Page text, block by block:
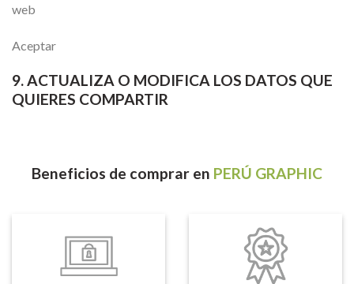
web
Aceptar
9. ACTUALIZA O MODIFICA LOS DATOS QUE
QUIERES COMPARTIR
Beneficios de comprar en PERÚ GRAPHIC